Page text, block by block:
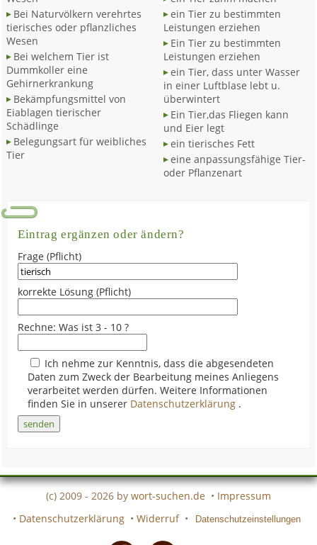
Bei Naturvölkern verehrtes
tierisches oder pflanzliches
Wesen
Bei welchem Tier ist
Dummkoller eine
Gehirnerkrankung
Bekämpfungsmittel von
Eiablagen tierischer
Schädlinge
Belegungsart für weibliches
Tier
ein Tier zu bestimmten
Leistungen erziehen
Ein Tier zu bestimmten
Leistungen erziehen
ein Tier, dass unter Wasser
in einer Luftblase lebt u.
überwintert
Ein Tier,das Fliegen kann
und Eier legt
ein tierisches Fett
eine anpassungsfähige Tier-
oder Pflanzenart
Eintrag ergänzen oder ändern?
Frage (Pflicht)
korrekte Lösung (Pflicht)
Rechne: Was ist 3 - 10 ?
Ich nehme zur Kenntnis, dass die abgesendeten
Daten zum Zweck der Bearbeitung meines Anliegens
verarbeitet werden dürfen. Weitere Informationen
finden Sie in unserer Datenschutzerklärung .
(c) 2009 - 2026 by wort-suchen.de • Impressum
• Datenschutzerklärung • Widerruf • Datenschutzeinstellungen